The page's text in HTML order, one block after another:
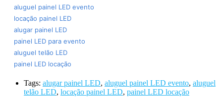
aluguel painel LED evento
locação painel LED
alugar painel LED
painel LED para evento
aluguel telão LED
painel LED locação
Tags: alugar painel LED, aluguel painel LED evento, aluguel
telão LED, locação painel LED, painel LED locação